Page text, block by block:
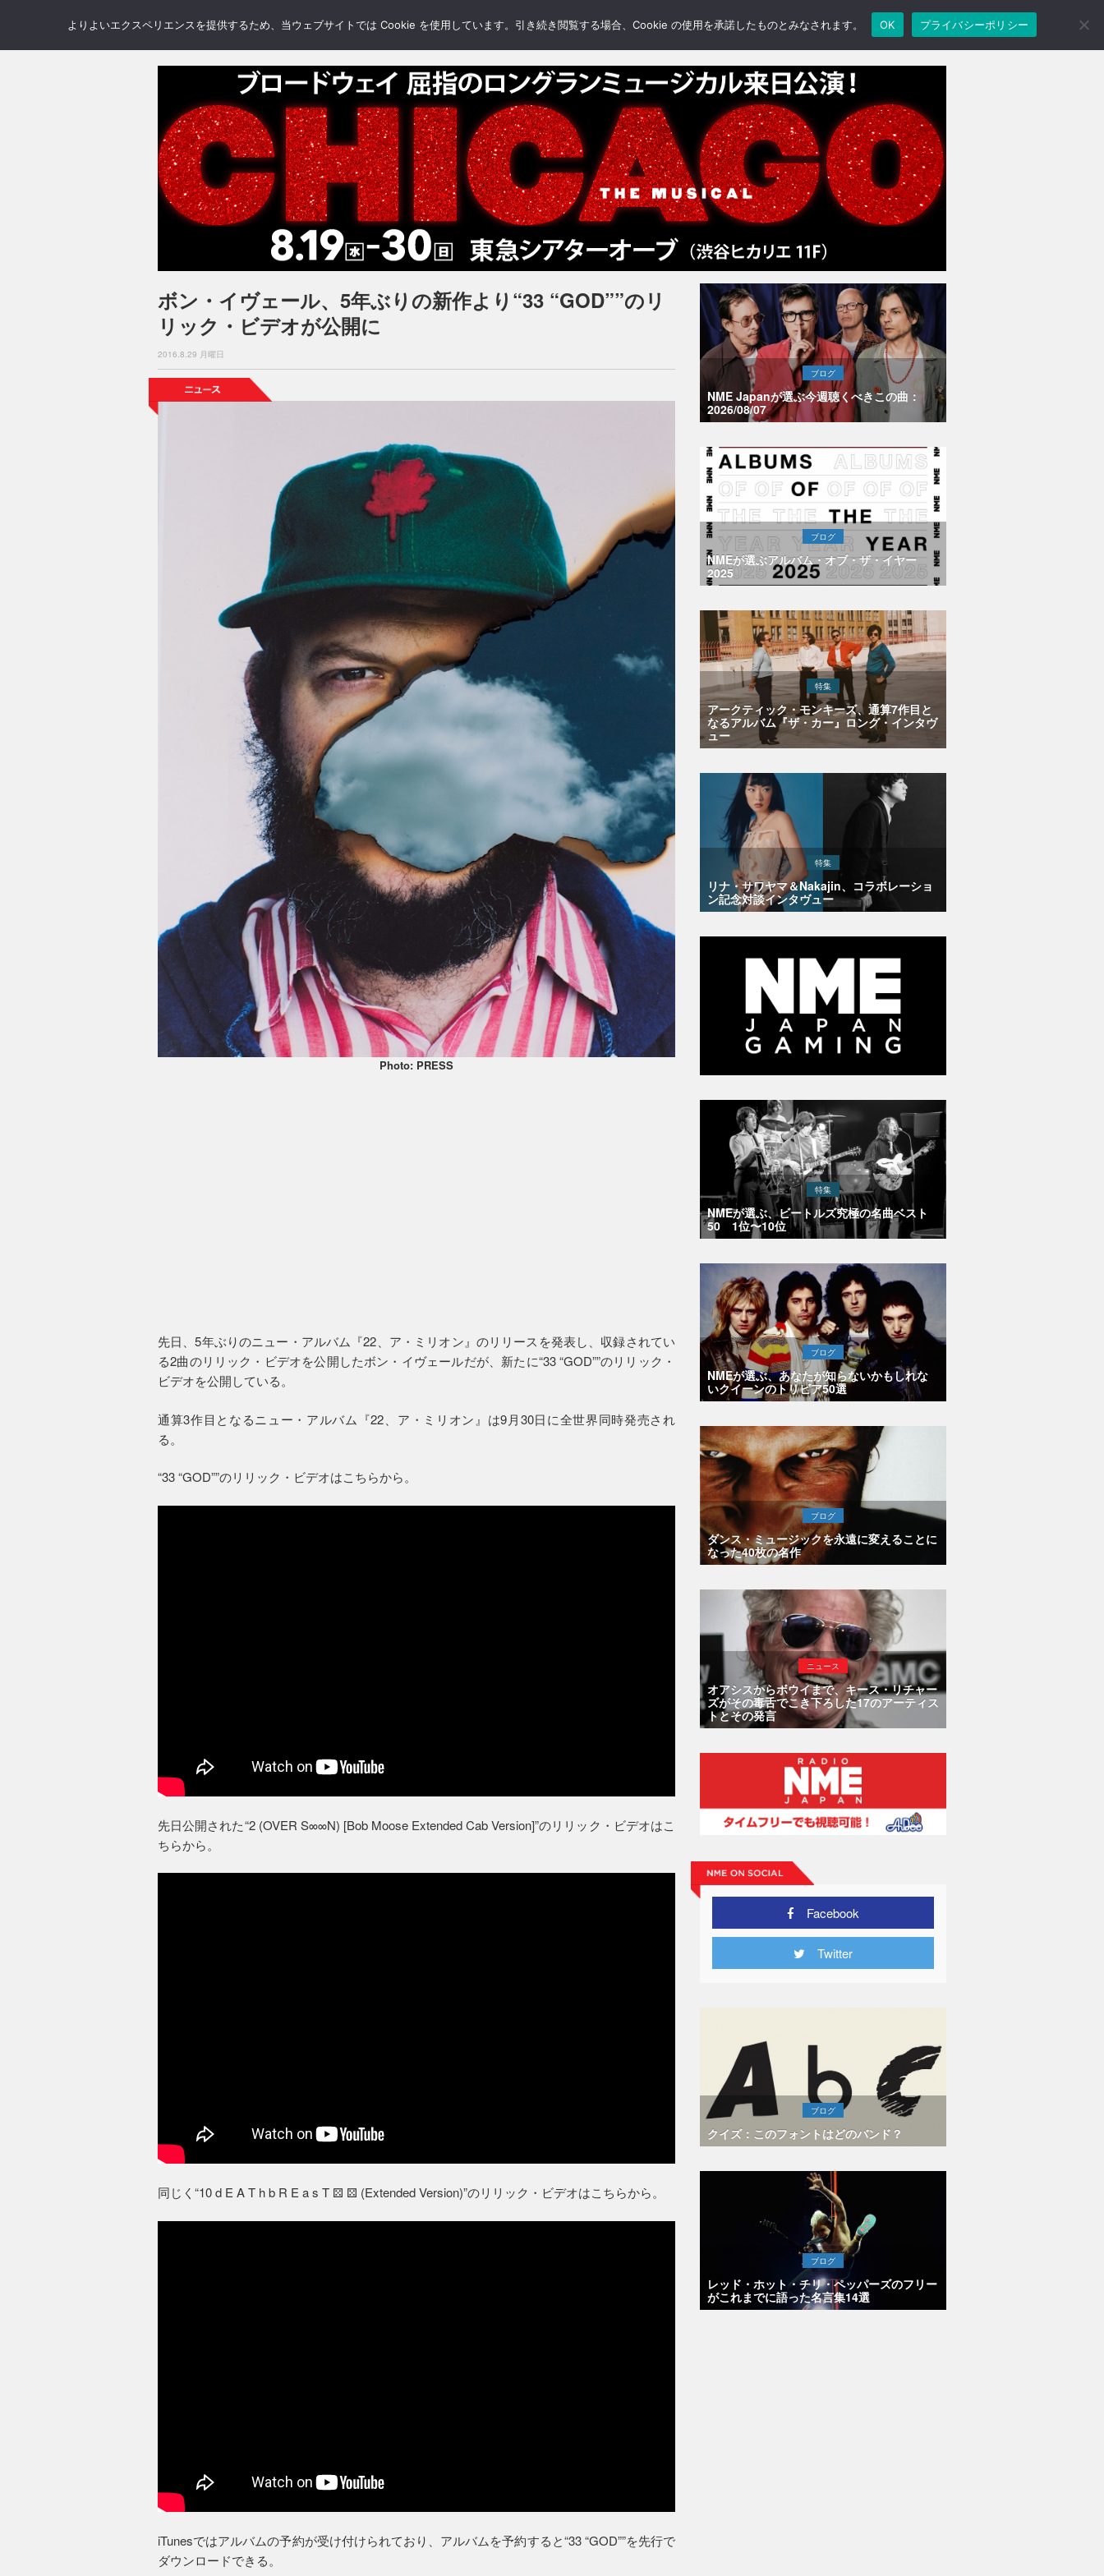
NEWS REVIEWS GALLERY BLOGS FEATURE
ボン・イヴェール、5年ぶりの新作より“33 “GOD””のリ
リック・ビデオが公開に
2016.8.29 月曜日
Photo: PRESS
先日、5年ぶりのニュー・アルバム『22、ア・ミリオン』のリリースを発表し、収録されてい
る2曲のリリック・ビデオを公開したボン・イヴェールだが、新たに“33 “GOD””のリリック・
ビデオを公開している。
通算3作目となるニュー・アルバム『22、ア・ミリオン』は9月30日に全世界同時発売され
る。
“33 “GOD””のリリック・ビデオはこちらから。
先日公開された“2 (OVER S∞∞N) [Bob Moose Extended Cab Version]”のリリック・ビデオはこ
ちらから。
同じく“10 d E A T h b R E a s T ⚄ ⚄ (Extended Version)”のリリック・ビデオはこちらから。
iTunesではアルバムの予約が受け付けられており、アルバムを予約すると“33 “GOD””を先行で
ダウンロードできる。
ブログ
NME Japanが選ぶ今週聴くべきこの曲：
2026/08/07
ブログ
NMEが選ぶアルバム・オブ・ザ・イヤー
2025
特集
アークティック・モンキーズ、通算7作目と
なるアルバム『ザ・カー』ロング・インタヴ
ュー
特集
リナ・サワヤマ＆Nakajin、コラボレーショ
ン記念対談インタヴュー
特集
NMEが選ぶ、ビートルズ究極の名曲ベスト
50 1位〜10位
ブログ
NMEが選ぶ、あなたが知らないかもしれな
いクイーンのトリビア50選
ブログ
ダンス・ミュージックを永遠に変えることに
なった40枚の名作
ニュース
オアシスからボウイまで、キース・リチャー
ズがその毒舌でこき下ろした17のアーティス
トとその発言
Facebook
Twitter
ブログ
クイズ：このフォントはどのバンド？
ブログ
レッド・ホット・チリ・ペッパーズのフリー
がこれまでに語った名言集14選
よりよいエクスペリエンスを提供するため、当ウェブサイトでは Cookie を使用しています。引き続き閲覧する場合、Cookie の使用を承諾したものとみなされます。 OK プライバシーポリシー